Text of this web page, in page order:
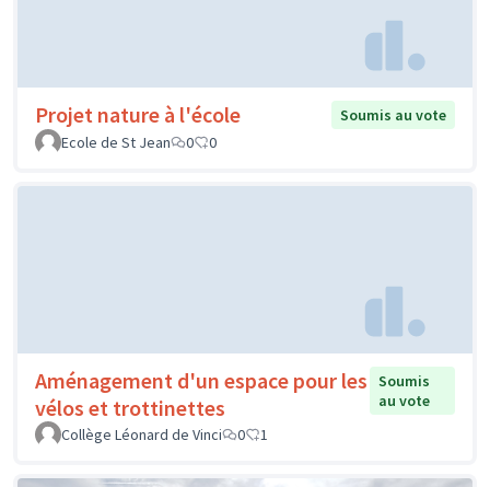
Projet nature à l'école
Soumis au vote
Ecole de St Jean
0 0
Aménagement d'un espace pour les
vélos et trottinettes
Soumis
au vote
Collège Léonard de Vinci
0 1